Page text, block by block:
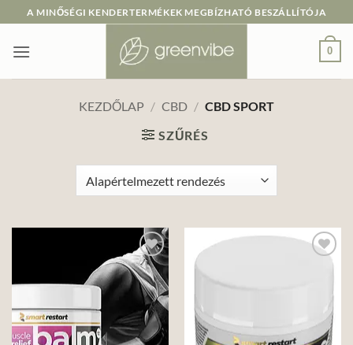
to
content
A MINŐSÉGI KENDERTERMÉKEK MEGBÍZHATÓ BESZÁLLÍTÓJA
0
KEZDŐLAP / CBD / CBD SPORT
SZŰRÉS
Add to
wishlist